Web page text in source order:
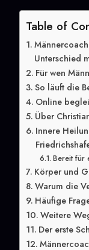
Table of
Unterschied
Für wen
So läuft die
Online
Über
Innere
Bereit für
Körper und
Warum die
Häufige
Weitere
Der erste